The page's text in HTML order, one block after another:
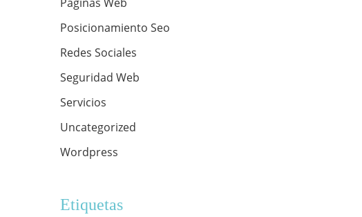
Posicionamiento Seo
Redes Sociales
Seguridad Web
Servicios
Uncategorized
Wordpress
Etiquetas